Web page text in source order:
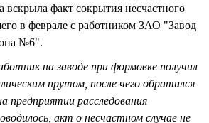
вскрыла факт сокрытия несчастного
в феврале с работником ЗАО "Завод
№6".
на заводе при формовке получил
прутом, после чего обратился
предприятии расследования
акт о несчастном случае не